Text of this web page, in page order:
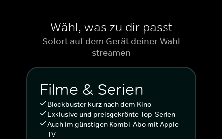
Wähl, was zu dir passt
Sofort auf dem Gerät deiner Wahl
streamen
Filme & Serien
Blockbuster kurz nach dem Kino
Exklusive und preisgekrönte Top-Serien
Auch im günstigen Kombi-Abo mit Apple
TV